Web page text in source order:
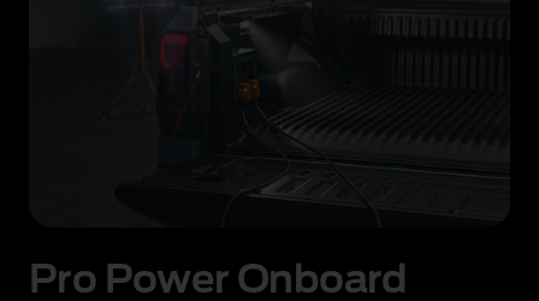
Pro Power Onboard